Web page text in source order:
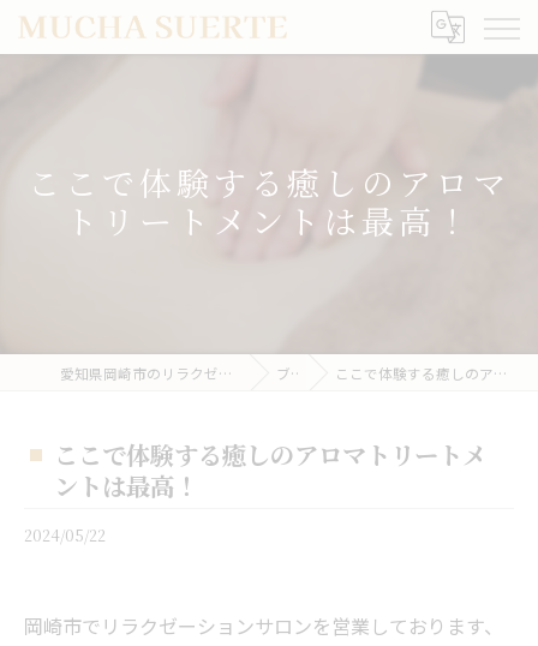
ここで体験する癒しのアロマ
トリートメントは最高！
愛知県岡崎市のリラクゼーションならMUCHA SUERTE ブログ ここで体験する癒しのアロマトリートメントは最高！
ここで体験する癒しのアロマトリートメ
ントは最高！
2024/05/22
岡崎市でリラクゼーションサロンを営業しております、